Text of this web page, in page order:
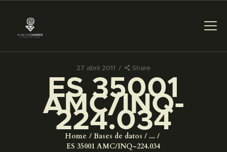
27 abril 2011 Share
ES 35001
AMC/INQ-
224.034
Home Bases de datos
...
ES 35001 AMC/INQ-224.034
PREPARAR LA VISITA
ACTIVIDADES